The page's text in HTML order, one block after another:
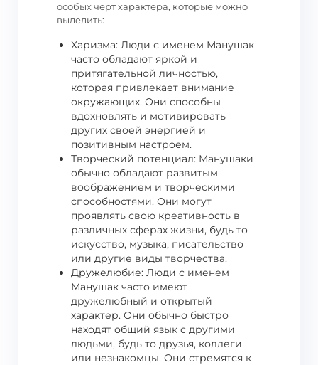
особых черт характера, которые можно
выделить:
Харизма: Люди с именем Манушак
часто обладают яркой и
притягательной личностью,
которая привлекает внимание
окружающих. Они способны
вдохновлять и мотивировать
других своей энергией и
позитивным настроем.
Творческий потенциал: Манушаки
обычно обладают развитым
воображением и творческими
способностями. Они могут
проявлять свою креативность в
различных сферах жизни, будь то
искусство, музыка, писательство
или другие виды творчества.
Дружелюбие: Люди с именем
Манушак часто имеют
дружелюбный и открытый
характер. Они обычно быстро
находят общий язык с другими
людьми, будь то друзья, коллеги
или незнакомцы. Они стремятся к